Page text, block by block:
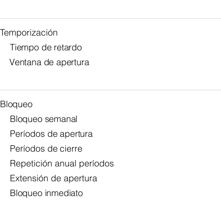
Temporización
Tiempo de retardo
Ventana de apertura
Bloqueo
Períodos de cierre
Bloqueo semanal
Repetición anual períodos
Períodos de apertura
Bloqueo inmediato
Extensión de apertura